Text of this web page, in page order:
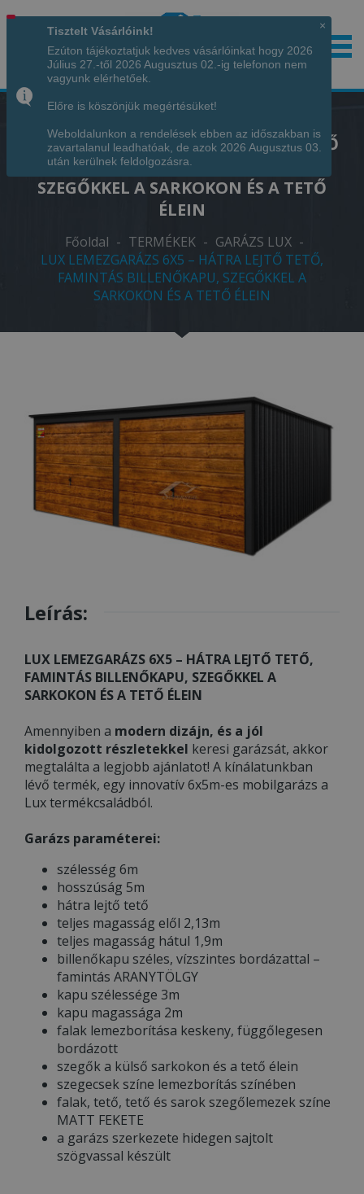
Hívjon minket!+36 70 7342034
LUX LEMEZGARÁZS 6X5 – HÁTRA LEJTŐ
TETŐ, FAMINTÁS BILLENŐKAPU,
SZEGŐKKEL A SARKOKON ÉS A TETŐ
ÉLEIN
Főoldal - TERMÉKEK - GARÁZS LUX -
LUX LEMEZGARÁZS 6X5 – HÁTRA LEJTŐ TETŐ,
FAMINTÁS BILLENŐKAPU, SZEGŐKKEL A
SARKOKON ÉS A TETŐ ÉLEIN
Leírás:
LUX LEMEZGARÁZS 6X5 – HÁTRA LEJTŐ TETŐ,
FAMINTÁS BILLENŐKAPU, SZEGŐKKEL A
SARKOKON ÉS A TETŐ ÉLEIN
Amennyiben a modern dizájn, és a jól
kidolgozott részletekkel keresi garázsát, akkor
megtalálta a legjobb ajánlatot! A kínálatunkban
lévő termék, egy innovatív 6x5m-es mobilgarázs a
Lux termékcsaládból.
Garázs paraméterei:
szélesség 6m
hosszúság 5m
hátra lejtő tető
teljes magasság elől 2,13m
teljes magasság hátul 1,9m
billenőkapu széles, vízszintes bordázattal –
famintás ARANYTÖLGY
kapu szélessége 3m
kapu magassága 2m
falak lemezborítása keskeny, függőlegesen
bordázott
szegők a külső sarkokon és a tető élein
szegecsek színe lemezborítás színében
falak, tető, tető és sarok szegőlemezek színe
MATT FEKETE
a garázs szerkezete hidegen sajtolt
szögvassal készült
×
Tisztelt Vásárlóink!
Ezúton tájékoztatjuk kedves vásárlóinkat hogy 2026
Július 27.-től 2026 Augusztus 02.-ig telefonon nem
vagyunk elérhetőek.
Előre is köszönjük megértésüket!
Weboldalunkon a rendelések ebben az időszakban is
zavartalanul leadhatóak, de azok 2026 Augusztus 03.
után kerülnek feldolgozásra.